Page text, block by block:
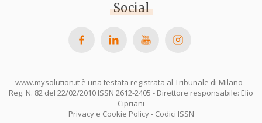
Social
www.mysolution.it è una testata registrata al Tribunale di Milano -
Reg. N. 82 del 22/02/2010 ISSN 2612-2405 - Direttore responsabile: Elio
Cipriani
Privacy e Cookie Policy- Codici ISSN